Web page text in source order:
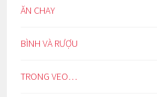
ĂN CHAY
BÌNH VÀ RƯỢU
TRONG VEO…